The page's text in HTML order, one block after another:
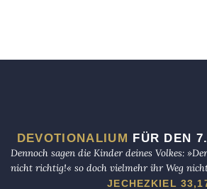
DEVOTIONALIUM FÜR DEN
Dennoch sagen die Kinder deines Volkes:
nicht richtig!« so doch vielmehr ihr Weg
JECHEZKIEL